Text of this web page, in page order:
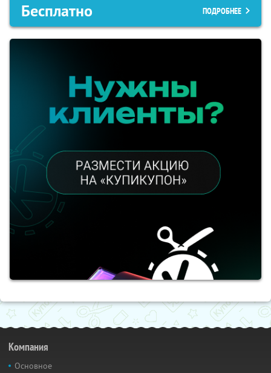
Бесплатно ПОДРОБНЕЕ
Компания
Основное